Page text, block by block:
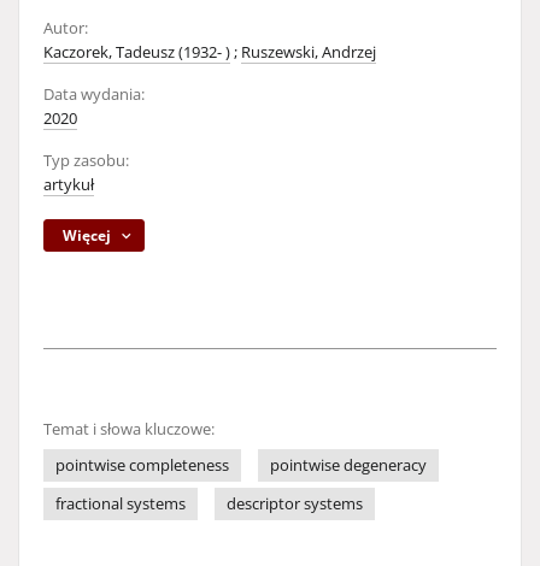
Autor:
Kaczorek, Tadeusz (1932- ); Ruszewski, Andrzej
Data wydania:
2020
Typ zasobu:
artykuł
Więcej
Temat i słowa kluczowe:
pointwise completeness
pointwise degeneracy
fractional systems
descriptor systems